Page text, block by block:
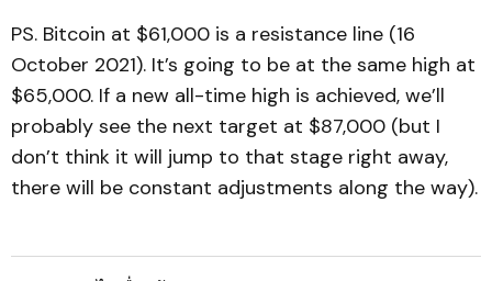
PS. Bitcoin at $61,000 is a resistance line (16
October 2021). It’s going to be at the same high at
$65,000. If a new all-time high is achieved, we’ll
probably see the next target at $87,000 (but I
don’t think it will jump to that stage right away,
there will be constant adjustments along the way).